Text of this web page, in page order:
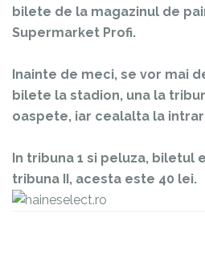
bilete de la magazinul de
Supermarket Profi.
Inainte de meci, se vor mai
bilete la stadion, una la
oaspete, iar cealalta la
In tribuna 1 si peluza, biletul
tribuna II, acesta este 40 lei.